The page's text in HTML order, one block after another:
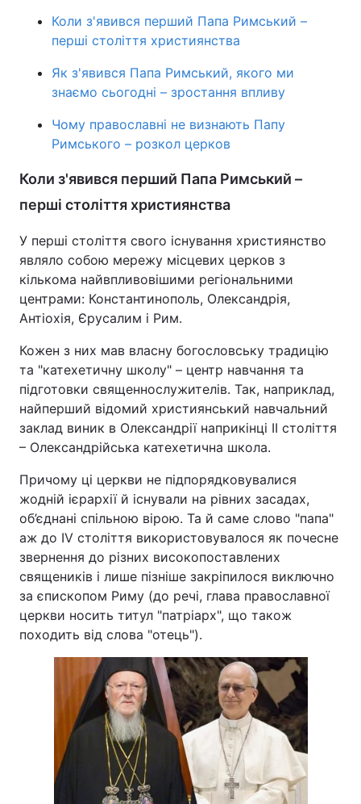
Коли з'явився перший Папа Римський –
перші століття християнства
Як з'явився Папа Римський, якого ми
знаємо сьогодні – зростання впливу
Чому православні не визнають Папу
Римського – розкол церков
Коли з'явився перший Папа Римський –
перші століття християнства
У перші століття свого існування християнство
являло собою мережу місцевих церков з
кількома найвпливовішими регіональними
центрами: Константинополь, Олександрія,
Антіохія, Єрусалим і Рим.
Кожен з них мав власну богословську традицію
та "катехетичну школу" – центр навчання та
підготовки священнослужителів. Так, наприклад,
найперший відомий християнський навчальний
заклад виник в Олександрії наприкінці II століття
– Олександрійська катехетична школа.
Причому ці церкви не підпорядковувалися
жодній ієрархії й існували на рівних засадах,
об’єднані спільною вірою. Та й саме слово "папа"
аж до IV століття використовувалося як почесне
звернення до різних високопоставлених
священиків і лише пізніше закріпилося виключно
за єпископом Риму (до речі, глава православної
церкви носить титул "патріарх", що також
походить від слова "отець").